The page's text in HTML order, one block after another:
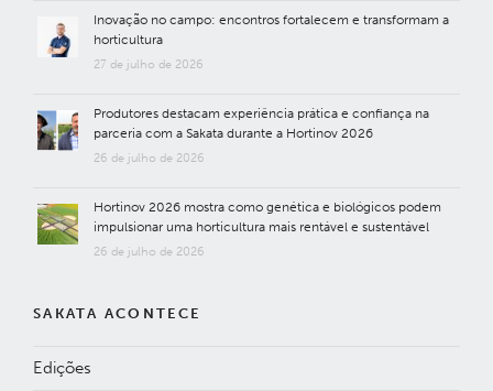
Inovação no campo: encontros fortalecem e transformam a
horticultura
27 de julho de 2026
Produtores destacam experiência prática e confiança na
parceria com a Sakata durante a Hortinov 2026
26 de julho de 2026
Hortinov 2026 mostra como genética e biológicos podem
impulsionar uma horticultura mais rentável e sustentável
26 de julho de 2026
SAKATA ACONTECE
Edições